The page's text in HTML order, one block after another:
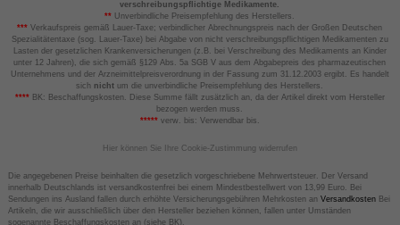
verschreibungspflichtige Medikamente.
** Unverbindliche Preisempfehlung des Herstellers.
*** Verkaufspreis gemäß Lauer-Taxe; verbindlicher Abrechnungspreis nach der Großen Deutschen
Spezialitätentaxe (sog. Lauer-Taxe) bei Abgabe von nicht verschreibungspflichtigen Medikamenten zu
Lasten der gesetzlichen Krankenversicherungen (z.B. bei Verschreibung des Medikaments an Kinder
unter 12 Jahren), die sich gemäß §129 Abs. 5a SGB V aus dem Abgabepreis des pharmazeutischen
Unternehmens und der Arzneimittelpreisverordnung in der Fassung zum 31.12.2003 ergibt. Es handelt
sich nicht um die unverbindliche Preisempfehlung des Herstellers.
****BK: Beschaffungskosten. Diese Summe fällt zusätzlich an, da der Artikel direkt vom Hersteller
bezogen werden muss.
*****verw. bis: Verwendbar bis.
Hier können Sie Ihre Cookie-Zustimmung widerrufen
Die angegebenen Preise beinhalten die gesetzlich vorgeschriebene Mehrwertsteuer. Der Versand
innerhalb Deutschlands ist versandkostenfrei bei einem Mindestbestellwert von 13,99 Euro. Bei
Sendungen ins Ausland fallen durch erhöhte Versicherungsgebühren Mehrkosten an VersandkostenBei
Artikeln, die wir ausschließlich über den Hersteller beziehen können, fallen unter Umständen
sogenannte Beschaffungskosten an (siehe BK).